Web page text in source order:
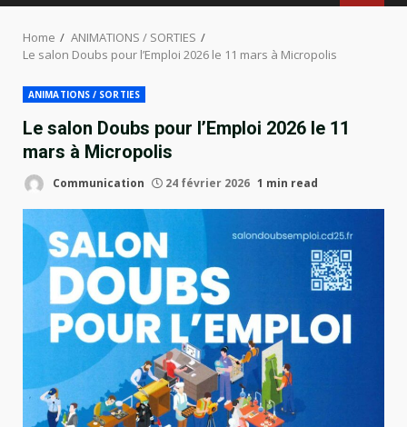
Home
ANIMATIONS / SORTIES
Le salon Doubs pour l’Emploi 2026 le 11 mars à Micropolis
ANIMATIONS / SORTIES
Le salon Doubs pour l’Emploi 2026 le 11
mars à Micropolis
Communication 24 février 2026 1 min read